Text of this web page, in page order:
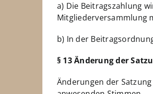
a) Die Beitragszahlung
Mitgliederversammlung
b) In der
§ 13 Änderung der
Änderungen der